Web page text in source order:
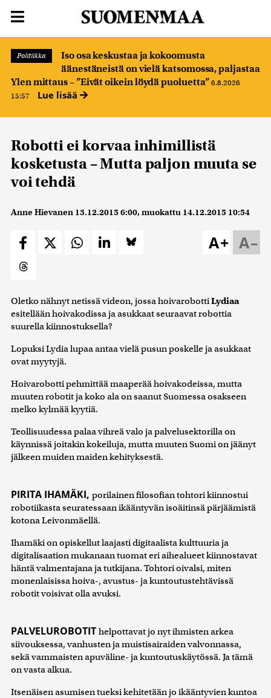
Politiikka
Iso osa keskustaa ja kokoomusta
äänestäneistä on vielä katsomossa, paljastaa
Ylen mittaus – ”Eivät oikein löydä puoluetta” 6.8.2026
15:57
Lue lisää
Robotti ei korvaa inhimillistä
kosketusta – Mutta paljon muuta se
voi tehdä
Anne Hievanen 13.12.2015 6:00, muokattu 14.12.2015 10:54
A–
A+
Oletko nähnyt netissä videon, jossa hoivarobottiLydiaa
esitellään hoivakodissa ja asukkaat seuraavat robottia
suurella kiinnostuksella?
Lopuksi Lydia lupaa antaa vielä pusun poskelle ja asukkaat
ovat myytyjä.
Hoivarobotti pehmittää maaperää hoivakodeissa, mutta
muuten robotit ja koko ala on saanut Suomessa osakseen
melko kylmää kyytiä.
Teollisuudessa palaa vihreä valo ja palvelusektorilla on
käynnissä joitakin kokeiluja, mutta muuten Suomi on jäänyt
jälkeen muiden maiden kehityksestä.
PIRITA IHAMÄKI, porilainen filosofian tohtori kiinnostui
robotiikasta seuratessaan ikääntyvän isoäitinsä pärjäämistä
kotona Leivonmäellä.
Ihamäki on opiskellut laajasti digitaalista kulttuuria ja
digitalisaation mukanaan tuomat eri aihealueet kiinnostavat
häntä valmentajana ja tutkijana. Tohtori oivalsi, miten
monenlaisissa hoiva-, avustus- ja kuntoutustehtävissä
robotit voisivat olla avuksi.
PALVELUROBOTIT helpottavat jo nyt ihmisten arkea
siivouksessa, vanhusten ja muistisairaiden valvonnassa,
sekä vammaisten apuväline- ja kuntoutuskäytössä. Ja tämä
on vasta alkua.
Itsenäisen asumisen tueksi kehitetään jo ikääntyvien kuntoa